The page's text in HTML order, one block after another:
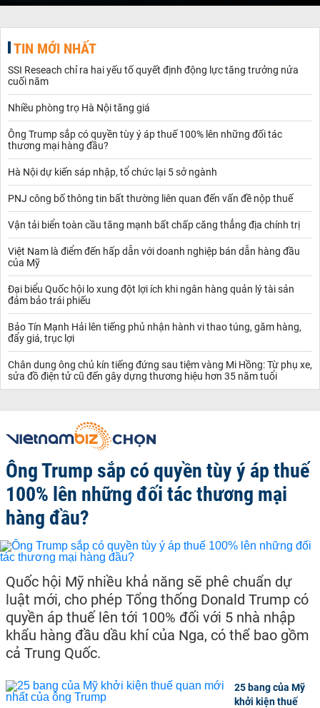
TIN MỚI NHẤT
SSI Reseach chỉ ra hai yếu tố quyết định động lực tăng trưởng nửa
cuối năm
Nhiều phòng trọ Hà Nội tăng giá
Ông Trump sắp có quyền tùy ý áp thuế 100% lên những đối tác
thương mại hàng đầu?
Hà Nội dự kiến sáp nhập, tổ chức lại 5 sở ngành
PNJ công bố thông tin bất thường liên quan đến vấn đề nộp thuế
Vận tải biển toàn cầu tăng mạnh bất chấp căng thẳng địa chính trị
Việt Nam là điểm đến hấp dẫn với doanh nghiệp bán dẫn hàng đầu
của Mỹ
Đại biểu Quốc hội lo xung đột lợi ích khi ngân hàng quản lý tài sản
đảm bảo trái phiếu
Bảo Tín Mạnh Hải lên tiếng phủ nhận hành vi thao túng, găm hàng,
đẩy giá, trục lợi
Chân dung ông chủ kín tiếng đứng sau tiệm vàng Mi Hồng: Từ phụ xe,
sửa đồ điện tử cũ đến gây dựng thương hiệu hơn 35 năm tuổi
Ông Trump sắp có quyền tùy ý áp thuế
100% lên những đối tác thương mại
hàng đầu?
Quốc hội Mỹ nhiều khả năng sẽ phê chuẩn dự
luật mới, cho phép Tổng thống Donald Trump có
quyền áp thuế lên tới 100% đối với 5 nhà nhập
khẩu hàng đầu dầu khí của Nga, có thể bao gồm
cả Trung Quốc.
25 bang của Mỹ
khởi kiện thuế